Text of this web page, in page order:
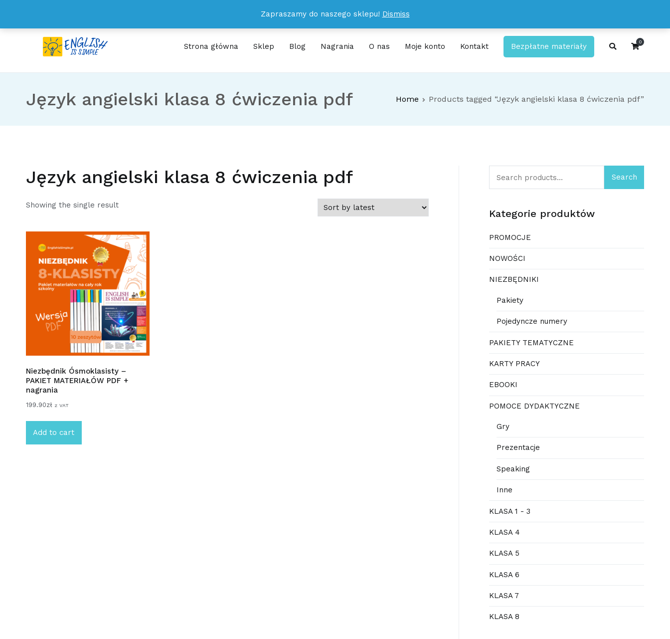
ENGLISH IS SIMPLE
Wystarczy 15 minut dziennie nauki, abyś już po miesiącu dostrzegł u swojego dziecka efekty!
Strona główna Sklep Blog Nagrania O nas Moje konto Kontakt Bezpłatne materiały
0
Język angielski klasa 8 ćwiczenia pdf Home Products tagged “Język angielski klasa 8 ćwiczenia pdf”
Język angielski klasa 8 ćwiczenia pdf
Showing the single result
Niezbędnik Ósmoklasisty –
PAKIET MATERIAŁÓW PDF +
nagrania
199.90zł z VAT
Add to cart
Search
Kategorie produktów
PROMOCJE
NOWOŚCI
NIEZBĘDNIKI
Pakiety
Pojedyncze numery
PAKIETY TEMATYCZNE
KARTY PRACY
EBOOKI
POMOCE DYDAKTYCZNE
Gry
Prezentacje
Speaking
Inne
KLASA 1 - 3
KLASA 4
KLASA 5
KLASA 6
KLASA 7
KLASA 8
Zapraszamy do naszego sklepu! Dismiss